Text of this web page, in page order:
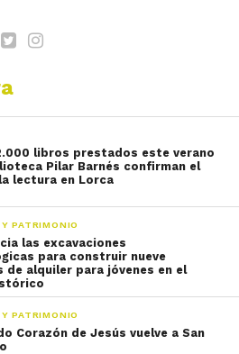
libros prestados este verano
Pilar Barnés confirman el
lectura en Lorca
PATRIMONIO
las excavaciones
para construir nueve
de alquiler para jóvenes en el
PATRIMONIO
Corazón de Jesús vuelve a San